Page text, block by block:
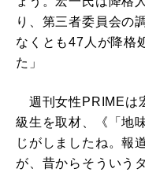
り、第三者委員会の
なくとも47人が降格
た」
週刊女性PRIMEは
級生を取材、《「地
じがしましたね。報
が、昔からそういう